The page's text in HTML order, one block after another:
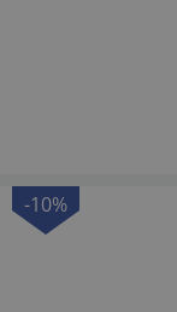
-10%